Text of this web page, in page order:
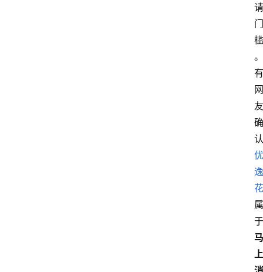
请
门
槛
。
有
网
友
确
认
优
逸
花
属
于
马
上